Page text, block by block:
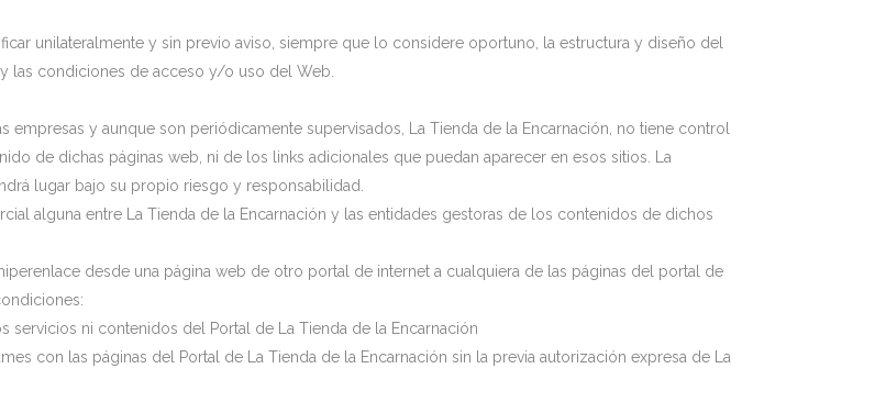
unilateralmente y sin previo aviso, siempre que lo considere oportuno, la estructura y diseño del
las condiciones de acceso y/o uso del Web.
empresas y aunque son periódicamente supervisados, La Tienda de la Encarnación, no tiene control
de dichas páginas web, ni de los links adicionales que puedan aparecer en esos sitios. La
lugar bajo su propio riesgo y responsabilidad.
alguna entre La Tienda de la Encarnación y las entidades gestoras de los contenidos de dichos
desde una página web de otro portal de internet a cualquiera de las páginas del portal de
ni contenidos del Portal de La Tienda de la Encarnación
con las páginas del Portal de La Tienda de la Encarnación sin la previa autorización expresa de La